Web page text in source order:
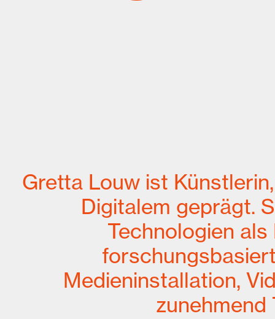
Gretta Louw ist
Digitalem geprägt.
Technologien
Medieninstallation,
zunehmend